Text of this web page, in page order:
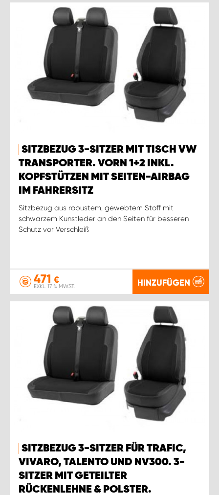
SITZBEZUG 3-SITZER MIT TISCH VW
TRANSPORTER. VORN 1+2 INKL.
KOPFSTÜTZEN MIT SEITEN-AIRBAG
IM FAHRERSITZ
Sitzbezug aus robustem, gewebtem Stoff mit
schwarzem Kunstleder an den Seiten für besseren
Schutz vor Verschleiß
471 €
EXKL. 17 % MWST. HINZUFÜGEN
SITZBEZUG 3-SITZER FÜR TRAFIC,
VIVARO, TALENTO UND NV300. 3-
SITZER MIT GETEILTER
RÜCKENLEHNE & POLSTER.